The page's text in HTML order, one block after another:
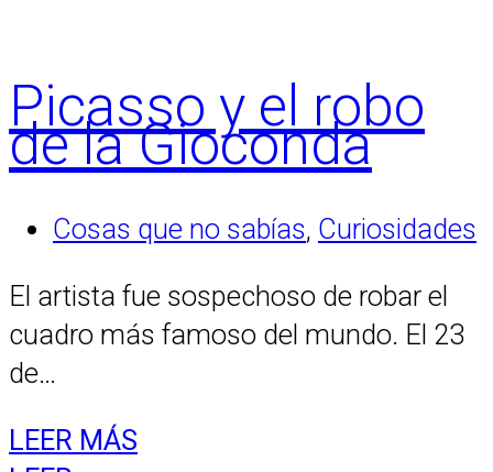
Picasso y el robo
de la Gioconda
Cosas que no sabías, Curiosidades
El artista fue sospechoso de robar el
cuadro más famoso del mundo. El 23
de…
LEER MÁS